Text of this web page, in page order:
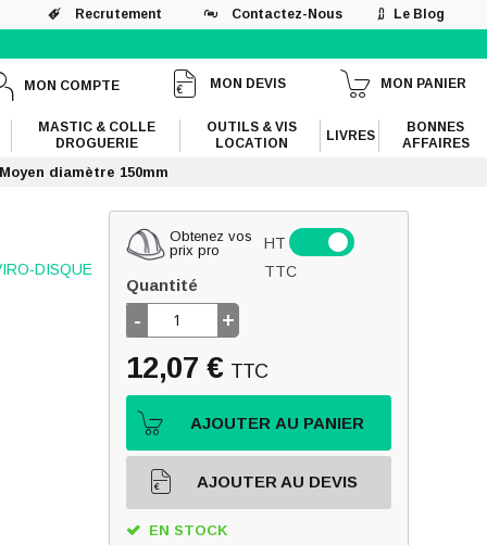
Recrutement Contactez-Nous Le Blog
MON COMPTE MON DEVIS MON PANIER
MASTIC & COLLE
DROGUERIE
OUTILS & VIS
LOCATION
LIVRES
BONNES
AFFAIRES
diamètre 150mm
DISQUE
Obtenez vos
prix pro
HT
TTC
Quantité
- +
12,07 € TTC
AJOUTER AU PANIER
AJOUTER AU DEVIS
EN STOCK